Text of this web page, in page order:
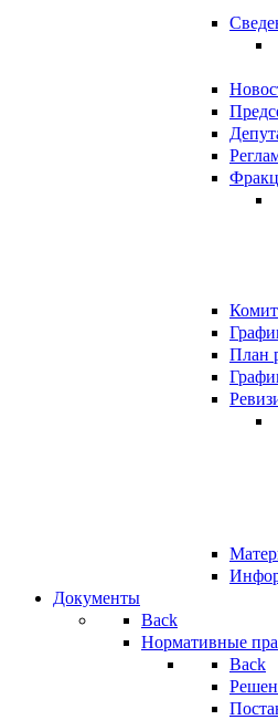
План
Документы
Back
Нормативные
Back